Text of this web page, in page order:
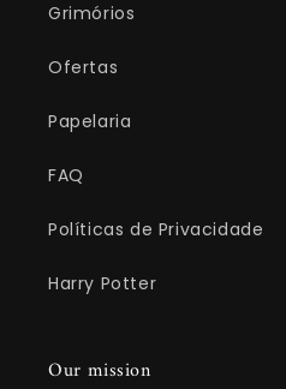
Grimórios
Ofertas
Papelaria
FAQ
Políticas de Privacidade
Harry Potter
Our mission